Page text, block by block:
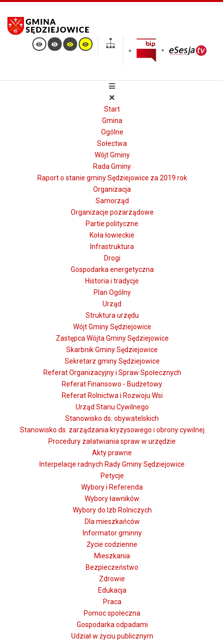
Start
Gmina
Ogólne
Sołectwa
Wójt Gminy
Rada Gminy
Raport o stanie gminy Sędziejowice za 2019 rok
Organizacja
Samorząd
Organizacje pozarządowe
Partie polityczne
Koła łowieckie
Infrastruktura
Drogi
Gospodarka energetyczna
Historia i tradycje
Plan Ogólny
Urząd
Struktura urzędu
Wójt Gminy Sędziejowice
Zastępca Wójta Gminy Sędziejowice
Skarbnik Gminy Sędziejowice
Sekretarz gminy Sędziejowice
Referat Organizacyjny i Spraw Społecznych
Referat Finansowo - Budżetowy
Referat Rolnictwa i Rozwoju Wsi
Urząd Stanu Cywilnego
Stanowisko ds. obywatelskich
Stanowisko ds. zarządzania kryzysowego i obrony cywilnej
Procedury załatwiania spraw w urzędzie
Akty prawne
Interpelacje radnych Rady Gminy Sędziejowice
Petycje
Wybory i Referenda
Wybory ławników
Wybory do Izb Rolniczych
Dla mieszkańców
Informator gminny
Życie codzienne
Mieszkania
Bezpieczeństwo
Zdrowie
Edukacja
Praca
Pomoc społeczna
Gospodarka odpadami
Udział w życiu publicznym